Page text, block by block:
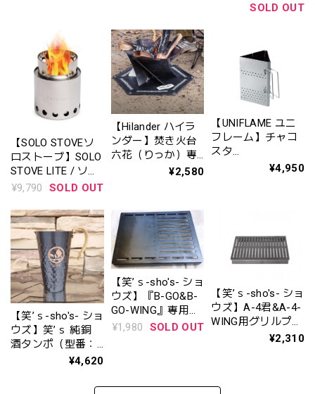
SOLD OUT
【SOLO STOVEソ
ロストーブ】SOLO
STOVE LITE / ソロ
ストーブ ライト
¥9,790 SOLD OUT
【Hilander ハイラ
ンダー】焚き火台
六花（りっか）専
用焚き火シート¥2,580
【UNIFLAME ユニ
フレーム】チャコ
スタ
Ⅱ〈No.665435〉
¥4,950
【笑’ｓ-sho's- ショ
ウズ】笑’ｓ 純銅
酒タンポ（型番：
SHO-601-01）※グ
¥4,620
【笑’ｓ-sho's- ショ
ウズ】『B-GO&B-
GO-WING』専用
グリルプレート
¥1,980 SOLD OUT
【笑’ｓ-sho's- ショ
ウズ】A-4君&A-4-
WING用グリルプレ
ート（型番：SHO-
¥2,310